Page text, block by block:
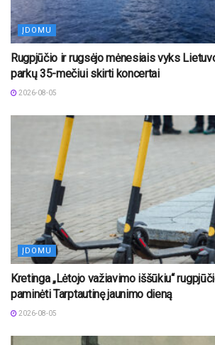
ĮDOMU
Rugpjūčio ir rugsėjo mėnesiais vyks
parkų 35-mečiui skirti koncertai
2026-08-05
ĮDOMU
Kretinga „Lėtojo važiavimo iššūkiu“
paminėti Tarptautinę jaunimo dieną
2026-08-05